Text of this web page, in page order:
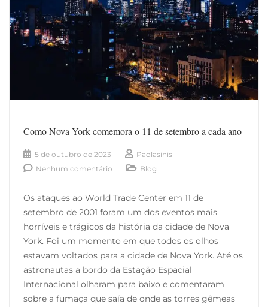
Como Nova York comemora o 11 de setembro a cada ano
5 de outubro de 2023
Paolasinis
Nenhum comentário
Blog
Os ataques ao World Trade Center em 11 de
setembro de 2001 foram um dos eventos mais
horríveis e trágicos da história da cidade de Nova
York. Foi um momento em que todos os olhos
estavam voltados para a cidade de Nova York. Até os
astronautas a bordo da Estação Espacial
Internacional olharam para baixo e comentaram
sobre a fumaça que saía de onde as torres gêmeas